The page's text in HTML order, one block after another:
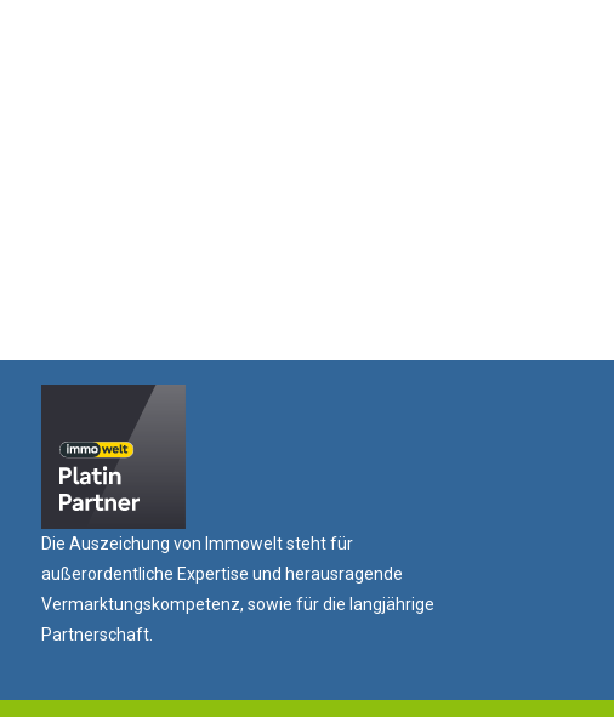
Die Auszeichung von Immowelt steht für
außerordentliche Expertise und herausragende
Vermarktungskompetenz, sowie für die langjährige
Partnerschaft.